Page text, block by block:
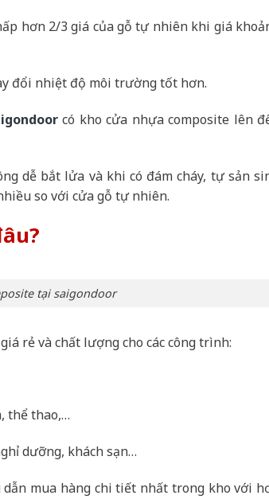
hơn 2/3 giá của gỗ tự nhiên khi giá
đổi nhiệt độ môi trường tốt hơn.
có kho cửa nhựa composite lên
dễ bắt lửa và khi có đám cháy, tự sản
so với cửa gỗ tự nhiên.
tại saigondoor
rẻ và chất lượng cho các công trình:
thể thao,…
dưỡng, khách sạn…
mua hàng chi tiết nhất trong kho với